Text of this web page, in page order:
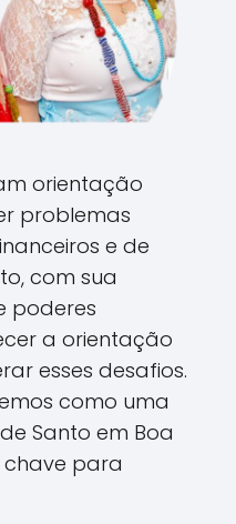
orientação
problemas
e de
com sua
poderes
a orientação
esses desafios.
como uma
Santo em Boa
chave para